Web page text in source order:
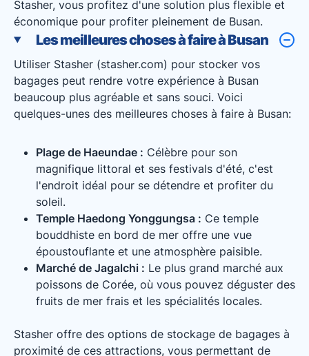
Stasher, vous profitez d'une solution plus flexible et
économique pour profiter pleinement de Busan.
Les meilleures choses à faire à Busan
Utiliser Stasher (stasher.com) pour stocker vos
bagages peut rendre votre expérience à Busan
beaucoup plus agréable et sans souci. Voici
quelques-unes des meilleures choses à faire à Busan:
Plage de Haeundae : Célèbre pour son
magnifique littoral et ses festivals d'été, c'est
l'endroit idéal pour se détendre et profiter du
soleil.
Temple Haedong Yonggungsa : Ce temple
bouddhiste en bord de mer offre une vue
époustouflante et une atmosphère paisible.
Marché de Jagalchi : Le plus grand marché aux
poissons de Corée, où vous pouvez déguster des
fruits de mer frais et les spécialités locales.
Stasher offre des options de stockage de bagages à
proximité de ces attractions, vous permettant de